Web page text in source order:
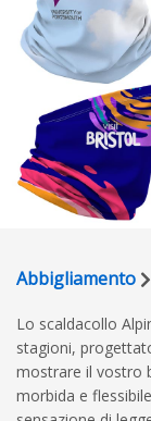
Abbigliamento
Lo scaldacollo
stagioni,
mostrare il vostro
morbida e